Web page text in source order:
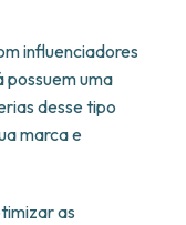
influenciadores
possuem uma
desse tipo
marca e
as